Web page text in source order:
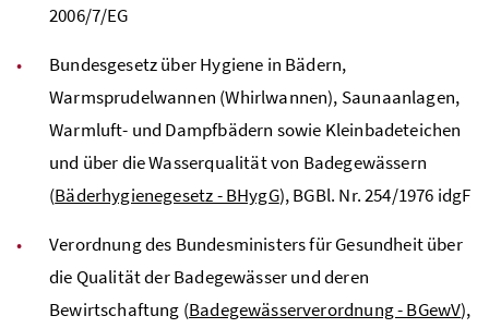
2006/7/EG
Bundesgesetz über Hygiene in Bädern,
Warmsprudelwannen (Whirlwannen), Saunaanlagen,
Warmluft- und Dampfbädern sowie Kleinbadeteichen
und über die Wasserqualität von Badegewässern
(Bäderhygienegesetz - BHygG), BGBl. Nr. 254/1976 idgF
Verordnung des Bundesministers für Gesundheit über
die Qualität der Badegewässer und deren
Bewirtschaftung (Badegewässerverordnung - BGewV),